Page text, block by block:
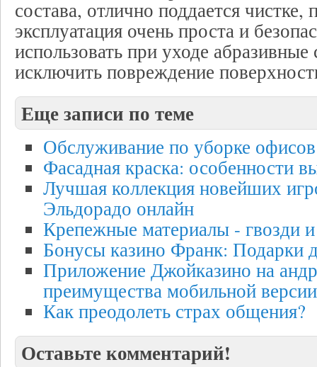
состава, отлично поддается чистке,
эксплуатация очень проста и
использовать при уходе
исключить повреждение
Еще записи по теме
Обслуживание по уборке офисов
Фасадная краска: особенности
Лучшая коллекция новейших
Эльдорадо онлайн
Крепежные материалы - гвозди
Бонусы казино Франк: Подарки
Приложение Джойказино на
преимущества мобильной версии
Как преодолеть страх общения?
Оставьте комментарий!